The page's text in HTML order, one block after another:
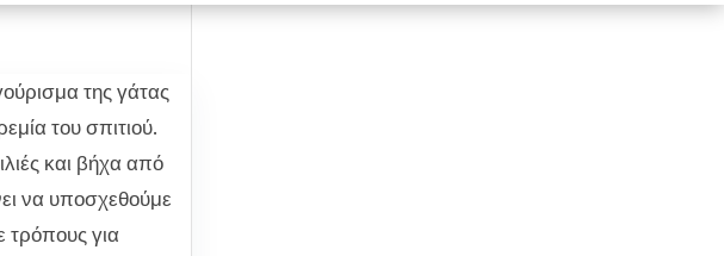
της γάτας
του σπιτιού.
και βήχα από
να υποσχεθούμε
τρόπους για